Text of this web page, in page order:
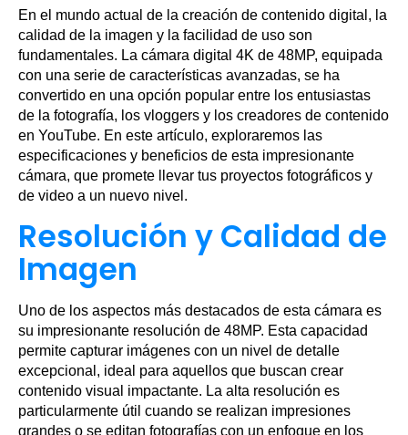
En el mundo actual de la creación de contenido digital, la
calidad de la imagen y la facilidad de uso son
fundamentales. La cámara digital 4K de 48MP, equipada
con una serie de características avanzadas, se ha
convertido en una opción popular entre los entusiastas
de la fotografía, los vloggers y los creadores de contenido
en YouTube. En este artículo, exploraremos las
especificaciones y beneficios de esta impresionante
cámara, que promete llevar tus proyectos fotográficos y
de video a un nuevo nivel.
Resolución y Calidad de
Imagen
Uno de los aspectos más destacados de esta cámara es
su impresionante resolución de 48MP. Esta capacidad
permite capturar imágenes con un nivel de detalle
excepcional, ideal para aquellos que buscan crear
contenido visual impactante. La alta resolución es
particularmente útil cuando se realizan impresiones
grandes o se editan fotografías con un enfoque en los